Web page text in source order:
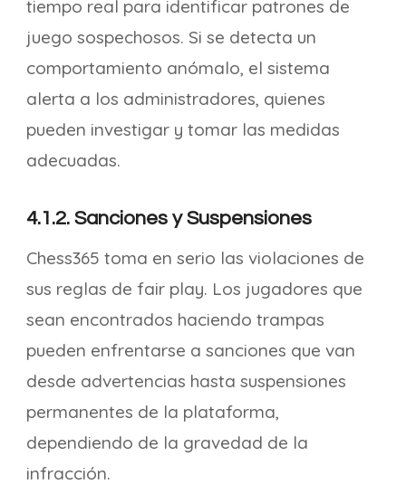
tiempo real para identificar patrones de
juego sospechosos. Si se detecta un
comportamiento anómalo, el sistema
alerta a los administradores, quienes
pueden investigar y tomar las medidas
adecuadas.
4.1.2. Sanciones y Suspensiones
Chess365 toma en serio las violaciones de
sus reglas de fair play. Los jugadores que
sean encontrados haciendo trampas
pueden enfrentarse a sanciones que van
desde advertencias hasta suspensiones
permanentes de la plataforma,
dependiendo de la gravedad de la
infracción.